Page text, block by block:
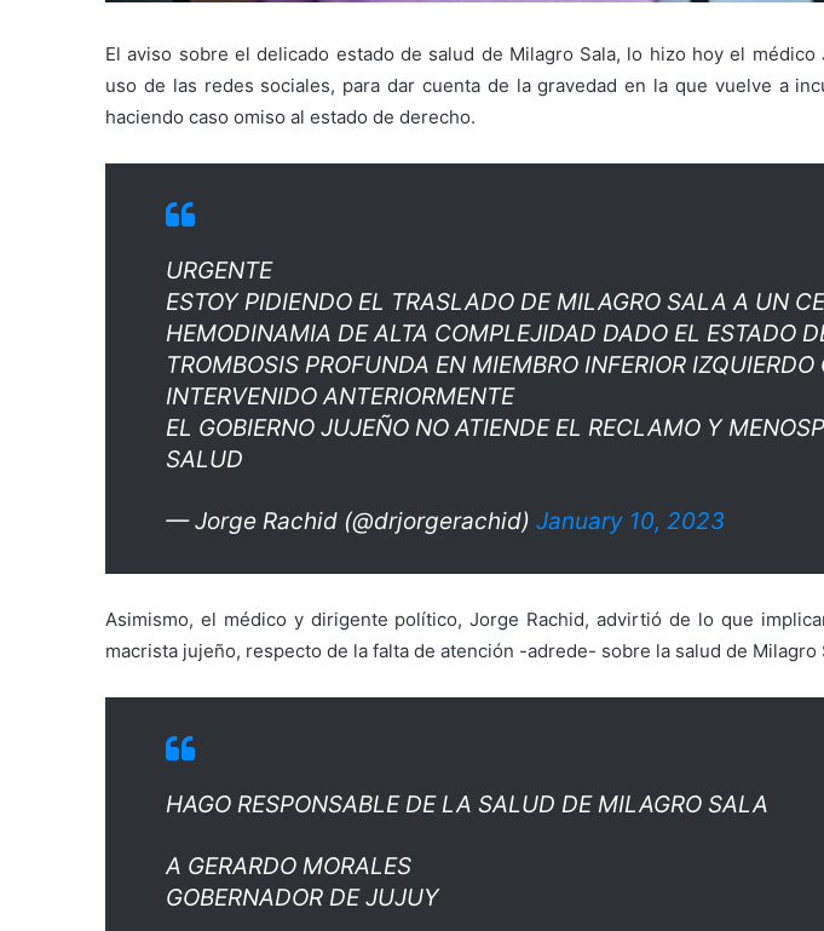
El aviso sobre el delicado estado de salud de Milagro Sala, lo hizo hoy el médico
uso de las redes sociales, para dar cuenta de la gravedad en la que vuelve a
haciendo caso omiso al estado de derecho.
URGENTE
ESTOY PIDIENDO EL TRASLADO DE MILAGRO SALA A UN
HEMODINAMIA DE ALTA COMPLEJIDAD DADO EL ESTADO
TROMBOSIS PROFUNDA EN MIEMBRO INFERIOR IZQUIERDO
INTERVENIDO ANTERIORMENTE
EL GOBIERNO JUJEÑO NO ATIENDE EL RECLAMO Y
SALUD
— Jorge Rachid (@drjorgerachid) January 10, 2023
Asimismo, el médico y dirigente político, Jorge Rachid, advirtió de lo que
macrista jujeño, respecto de la falta de atención -adrede- sobre la salud de Milagro
HAGO RESPONSABLE DE LA SALUD DE MILAGRO SALA
A GERARDO MORALES
GOBERNADOR DE JUJUY